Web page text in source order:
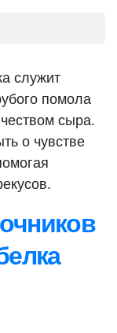
служит
помола
сыра.
о чувстве